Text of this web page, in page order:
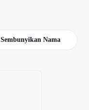
Sembunyikan Nama